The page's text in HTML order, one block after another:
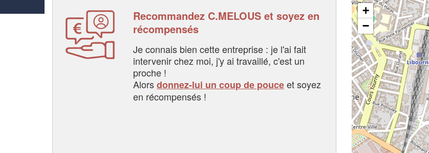
Recommandez C.MELOUS et soyez en
récompensés
Je connais bien cette entreprise : je l'ai fait
intervenir chez moi, j'y ai travaillé, c'est un
proche !
Alorsdonnez-lui un coup de pouceet soyez
en récompensés !
+
−